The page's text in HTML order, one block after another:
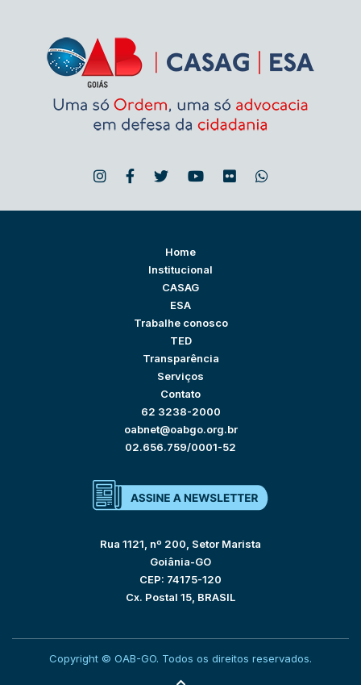
Home
Institucional
CASAG
ESA
Trabalhe conosco
TED
Transparência
Serviços
Contato
62 3238-2000
oabnet@oabgo.org.br
02.656.759/0001-52
Rua 1121, nº 200, Setor Marista
Goiânia-GO
CEP: 74175-120
Cx. Postal 15, BRASIL
Copyright © OAB-GO. Todos os direitos reservados.